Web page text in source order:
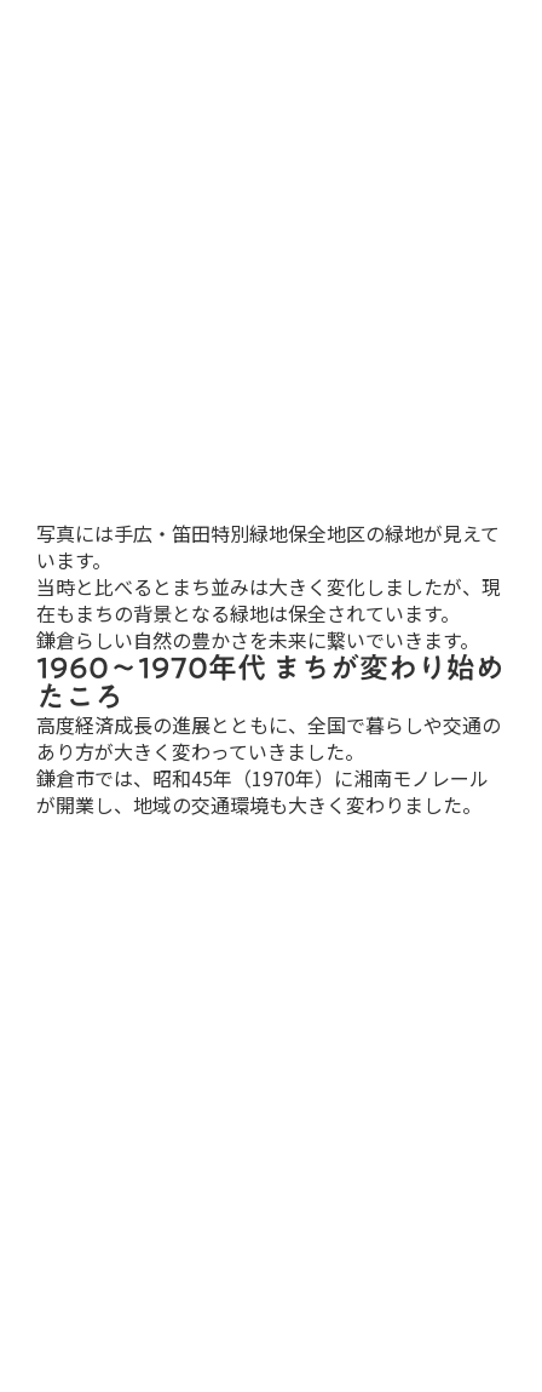
写真には手広・笛田特別緑地保全地区の緑地が見えて
います。
当時と比べるとまち並みは大きく変化しましたが、現
在もまちの背景となる緑地は保全されています。
鎌倉らしい自然の豊かさを未来に繋いでいきます。
1960～1970年代 まちが変わり始め
たころ
高度経済成長の進展とともに、全国で暮らしや交通の
あり方が大きく変わっていきました。
鎌倉市では、昭和45年（1970年）に湘南モノレール
が開業し、地域の交通環境も大きく変わりました。